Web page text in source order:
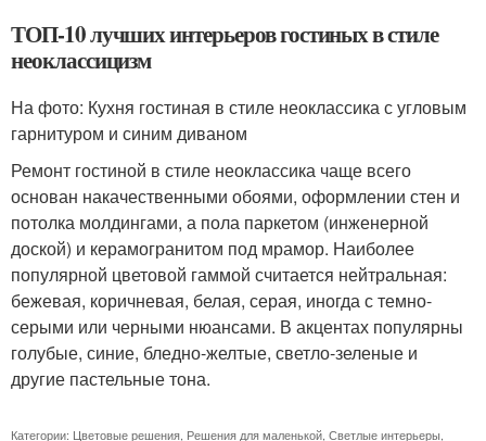
ТОП-10 лучших интерьеров гостиных в стиле
неоклассицизм
На фото: Кухня гостиная в стиле неоклассика с угловым
гарнитуром и синим диваном
Ремонт гостиной в стиле неоклассика чаще всего
основан накачественными обоями, оформлении стен и
потолка молдингами, а пола паркетом (инженерной
доской) и керамогранитом под мрамор. Наиболее
популярной цветовой гаммой считается нейтральная:
бежевая, коричневая, белая, серая, иногда с темно-
серыми или черными нюансами. В акцентах популярны
голубые, синие, бледно-желтые, светло-зеленые и
другие пастельные тона.
Категории: Цветовые решения Решения для маленькой Светлые интерьеры